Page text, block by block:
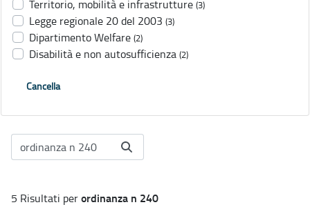
Territorio, mobilità e infrastrutture (3)
Legge regionale 20 del 2003 (3)
Dipartimento Welfare (2)
Disabilità e non autosufficienza (2)
Cancella
5 Risultati perordinanza n 240